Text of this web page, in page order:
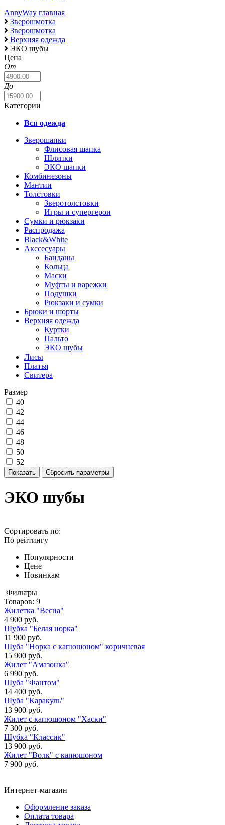
AnnyWay главная
Зверошмотка
Зверошмотка
Верхняя одежда
ЭКО шубы
Цена
От
До
Категории
Вся одежда
Зверошапки
Флисовая шапка
Шляпки
ЭКО шапки
Комбинезоны
Мантии
Толстовки
Зверотолстовки
Игры и супергерои
Сумки и рюкзаки
Распродажа
Black&White
Акссесуары
Банданы
Кольца
Маски
Муфты и варежки
Подушки
Рюкзаки и сумки
Брюки и шорты
Верхняя одежда
Куртки
Пальто
ЭКО шубы
Лисы
Платья
Свитера
Размер
40
42
44
46
48
50
52
ЭКО шубы
Сортировать по:
По рейтингу
Популярности
Цене
Новинкам
Фильтры
Товаров: 9
Жилетка "Весна"
4 900 руб.
Шубка "Белая норка"
11 900 руб.
Шуба "Норка с капюшоном" коричневая
15 900 руб.
Жилет "Амазонка"
6 990 руб.
Шуба "Фантом"
14 400 руб.
Шуба "Каракуль"
13 900 руб.
Жилет с капюшоном "Хаски"
7 300 руб.
Шубка "Классик"
13 900 руб.
Жилет "Волк" с капюшоном
7 900 руб.
Интернет-магазин
Оформление заказа
Оплата товара